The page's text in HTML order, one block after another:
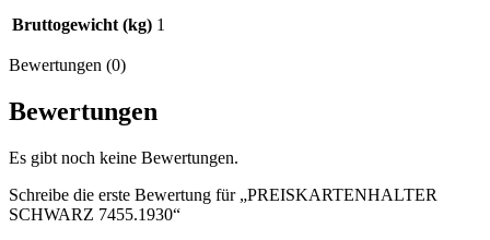
Bruttogewicht (kg) 1
Bewertungen (0)
Bewertungen
Es gibt noch keine Bewertungen.
Schreibe die erste Bewertung für „PREISKARTENHALTER
SCHWARZ 7455.1930“